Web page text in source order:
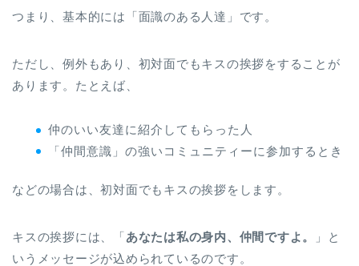
つまり、基本的には「面識のある人達」です。
ただし、例外もあり、初対面でもキスの挨拶をすることが
あります。たとえば、
仲のいい友達に紹介してもらった人
「仲間意識」の強いコミュニティーに参加するとき
などの場合は、初対面でもキスの挨拶をします。
キスの挨拶には、「あなたは私の身内、仲間ですよ。
」と
いうメッセージが込められているのです。